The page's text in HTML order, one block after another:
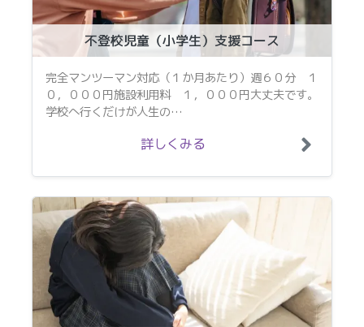
不登校児童（小学生）支援コース
完全マンツーマン対応（１か月あたり）週６０分 １
０，０００円施設利用料 １，０００円大丈夫です。
学校へ行くだけが人生の…
詳しくみる